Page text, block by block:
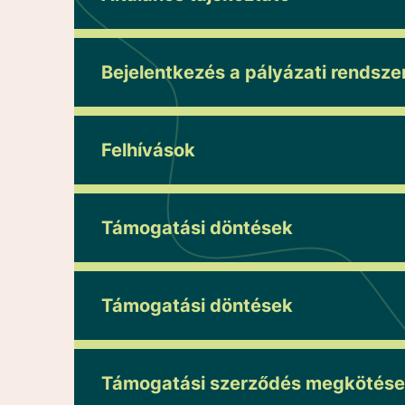
Bejelentkezés a pályázati
Felhívások
Támogatási döntések
Támogatási döntések
Támogatási szerződés megkötése